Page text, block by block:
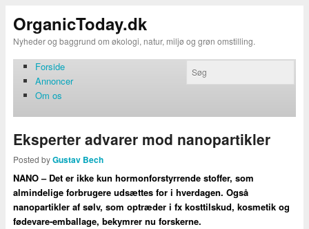
OrganicToday.dk
Nyheder og baggrund om økologi, natur, miljø og grøn omstilling.
Forside
Annoncer
Om os
Eksperter advarer mod nanopartikler
Posted byGustav Bech
NANO – Det er ikke kun hormonforstyrrende stoffer, som
almindelige forbrugere udsættes for i hverdagen. Også
nanopartikler af sølv, som optræder i fx kosttilskud, kosmetik og
fødevare-emballage, bekymrer nu forskerne.